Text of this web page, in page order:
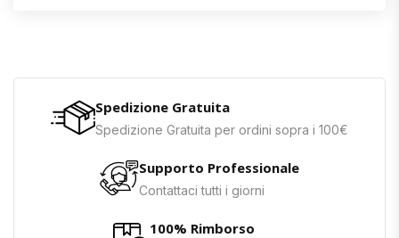
Spedizione Gratuita
Spedizione Gratuita per ordini sopra i 100€
Supporto Professionale
Contattaci tutti i giorni
100% Rimborso